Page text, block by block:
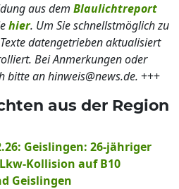
aus dem Blaulichtreport
hier. Um Sie schnellstmöglich zu
datengetrieben aktualisiert
Bei Anmerkungen oder
bitte an hinweis@news.de. +++
aus der Region
Geislingen: 26-jähriger
Kollision auf B10
Geislingen